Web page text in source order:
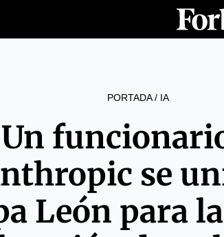
PORTADA/ IA
Un
se
León para